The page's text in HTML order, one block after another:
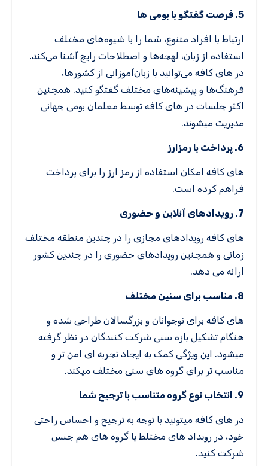
5. فرصت گفتگو با بومی ها
ارتباط با افراد متنوع، شما را با شیوه‌های مختلف
استفاده از زبان، لهجه‌ها و اصطلاحات رایج آشنا می‌کند.
در های کافه می‌توانید با زبان‌آموزانی از کشورها،
فرهنگ‌ها و پیشینه‌های مختلف گفتگو کنید. همچنین
اکثر جلسات در های کافه توسط معلمان بومی جهانی
مدیریت میشوند.
6. پرداخت با رمزارز
های کافه امکان استفاده از رمز ارز را برای پرداخت
فراهم کرده است.
7. رویدادهای آنلاین و حضوری
های کافه رویدادهای مجازی را در چندین منطقه مختلف
زمانی و همچنین رویدادهای حضوری را در چندین کشور
ارائه می دهد.
8. مناسب برای سنین مختلف
های کافه برای نوجوانان و بزرگسالان طراحی شده و
هنگام تشکیل بازه سنی شرکت کنندگان در نظر گرفته
میشود. این ویژگی کمک به ایجاد تجربه ای امن تر و
مناسب تر برای گروه های سنی مختلف میکند.
9. انتخاب نوع گروه متناسب با ترجیح شما
در های کافه میتونید با توجه به ترجیح و احساس راحتی
خود، در رویداد های مختلط یا گروه های هم جنس
شرکت کنید.